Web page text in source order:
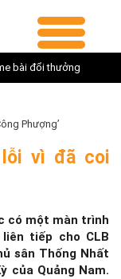
bài đổi thưởng
Phượng’
lỗi vì đã coi
có một màn trình
tiếp cho CLB
sân Thống Nhất
của Quảng Nam.